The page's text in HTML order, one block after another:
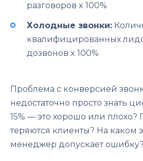
разговоров x 100%
Холодные звонки:
квалифицированных
дозвонов x 100%
Проблема с конверсией
недостаточно просто знать
15% — это хорошо или плохо?
теряются клиенты? На каком
менеджер допускает ошибку?